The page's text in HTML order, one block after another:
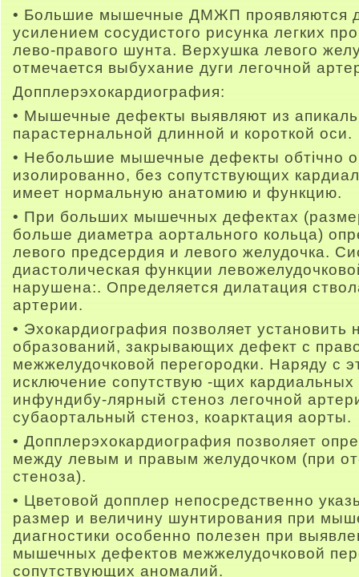
• Большие мышечные ДМЖП проявляются
усилением сосудистого рисунка легких
лево-правого шунта. Верхушка левого
отмечается выбухание дуги легочной
Допплерэхокардиография:
• Мышечные дефекты выявляют из
парастернальной длинной и короткой оси.
• Небольшие мышечные дефекты обтічно
изолированно, без сопутствующих
имеет нормальную анатомию и функцию.
• При больших мышечных дефектах
больше диаметра аортального кольца)
левого предсердия и левого желудочка.
диастолическая функции
нарушена:. Определяется дилатация
артерии.
• Эхокардиография позволяет установить
образований, закрывающих дефект с
межжелудочковой перегородки. Наряду с
исключение сопутствую -щих кардиальных
инфундибу-лярный стеноз легочной
субаортальный стеноз, коарктация аорты.
• Допплерэхокардиография позволяет
между левым и правым желудочком (при
стеноза).
• Цветовой допплер непосредственно
размер и величину шунтирования при
диагностики особенно полезен при
мышечных дефектов межжелудочковой
сопутствующих аномалий.